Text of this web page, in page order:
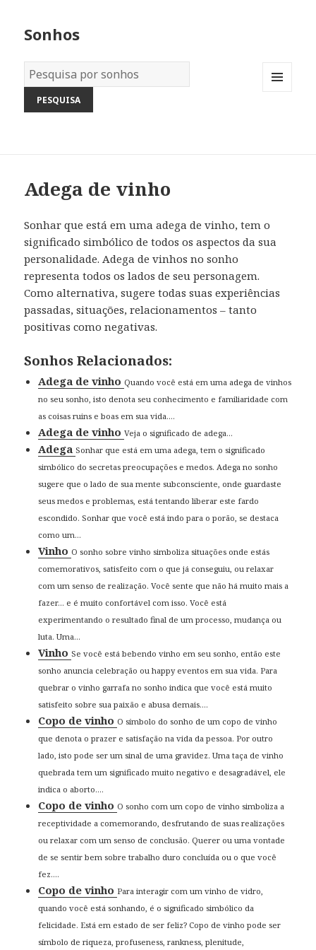
Sonhos
Dicionário
dos
Sonhos:
Adega de vinho
Sonhar que está em uma adega de vinho, tem o
significado simbólico de todos os aspectos da sua
personalidade. Adega de vinhos no sonho
representa todos os lados de seu personagem.
Como alternativa, sugere todas suas experiências
passadas, situações, relacionamentos – tanto
positivas como negativas.
Sonhos Relacionados:
Adega de vinhoQuando você está em uma adega de vinhos
no seu sonho, isto denota seu conhecimento e familiaridade com
as coisas ruins e boas em sua vida....
Adega de vinhoVeja o significado de adega...
AdegaSonhar que está em uma adega, tem o significado
simbólico do secretas preocupações e medos. Adega no sonho
sugere que o lado de sua mente subconsciente, onde guardaste
seus medos e problemas, está tentando liberar este fardo
escondido. Sonhar que você está indo para o porão, se destaca
como um...
Vinho O sonho sobre vinho simboliza situações onde estás
comemorativos, satisfeito com o que já conseguiu, ou relaxar
com um senso de realização. Você sente que não há muito mais a
fazer… e é muito confortável com isso. Você está
experimentando o resultado final de um processo, mudança ou
luta. Uma...
VinhoSe você está bebendo vinho em seu sonho, então este
sonho anuncia celebração ou happy eventos em sua vida. Para
quebrar o vinho garrafa no sonho indica que você está muito
satisfeito sobre sua paixão e abusa demais....
Copo de vinho O símbolo do sonho de um copo de vinho
que denota o prazer e satisfação na vida da pessoa. Por outro
lado, isto pode ser um sinal de uma gravidez. Uma taça de vinho
quebrada tem um significado muito negativo e desagradável, ele
indica o aborto....
Copo de vinho O sonho com um copo de vinho simboliza a
receptividade a comemorando, desfrutando de suas realizações
ou relaxar com um senso de conclusão. Querer ou uma vontade
de se sentir bem sobre trabalho duro concluída ou o que você
fez....
Copo de vinho Para interagir com um vinho de vidro,
quando você está sonhando, é o significado simbólico da
felicidade. Está em estado de ser feliz? Copo de vinho pode ser
símbolo de riqueza, profuseness, rankness, plenitude,